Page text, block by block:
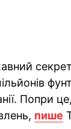
Попри
пише